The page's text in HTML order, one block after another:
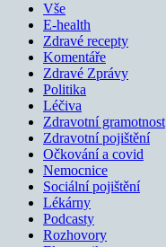
Vše
E-health
Zdravé recepty
Komentáře
Zdravé Zprávy
Politika
Léčiva
Zdravotní gramotnost
Zdravotní pojištění
Očkování a covid
Nemocnice
Sociální pojištění
Lékárny
Podcasty
Rozhovory